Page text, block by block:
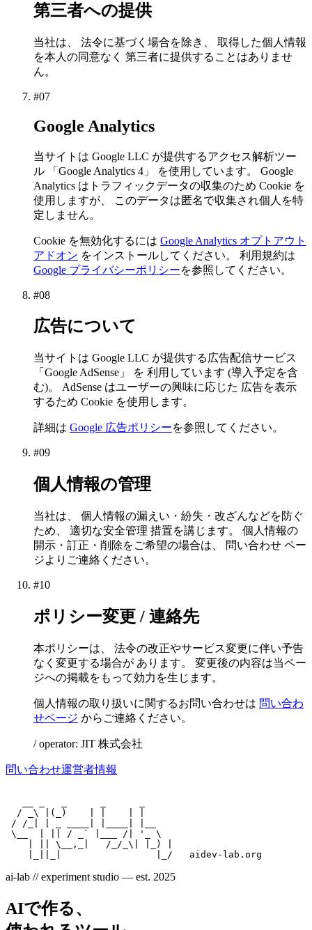
第三者への提供
当社は、 法令に基づく場合を除き、 取得した個人情報
を本人の同意なく 第三者に提供することはありませ
ん。
#07
Google Analytics
当サイトは Google LLC が提供するアクセス解析ツー
ル 「Google Analytics 4」 を使用しています。 Google
Analytics はトラフィックデータの収集のため Cookie を
使用しますが、 このデータは匿名で収集され個人を特
定しません。
Cookie を無効化するには Google Analytics オプトアウト
アドオン をインストールしてください。 利用規約は
Google プライバシーポリシーを参照してください。
#08
広告について
当サイトは Google LLC が提供する広告配信サービス
「Google AdSense」 を 利用しています (導入予定を含
む)。 AdSense はユーザーの興味に応じた 広告を表示
するため Cookie を使用します。
詳細は Google 広告ポリシーを参照してください。
#09
個人情報の管理
当社は、 個人情報の漏えい・紛失・改ざんなどを防ぐ
ため、 適切な安全管理 措置を講じます。 個人情報の
開示・訂正・削除をご希望の場合は、 問い合わせ ペー
ジよりご連絡ください。
#10
ポリシー変更 / 連絡先
本ポリシーは、 法令の改正やサービス変更に伴い予告
なく変更する場合が あります。 変更後の内容は当ペー
ジへの掲載をもって効力を生じます。
個人情報の取り扱いに関するお問い合わせは 問い合わ
せページ からご連絡ください。
/ operator: JIT 株式会社
問い合わせ運営者情報
  / _\ |(_)    | |    | |
/ /_| | _ ____| |____| |__
\__  | || / _` |___ /| '_ \
    | || \__,_|   /_/_\| |_) |
ai-lab // experiment studio — est. 2025
AIで作る、